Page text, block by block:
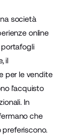
società
online
portafogli
il
per le vendite
l'acquisto
In
che